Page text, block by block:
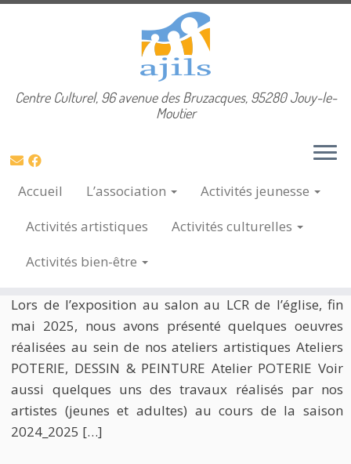
SkipCentre Culturel, 96 avenue des Bruzacques, 95280 Jouy-le-
Moutier
Accueil L’association Activités jeunesse
Activités artistiques Activités culturelles
Activités bien-être
Activités artistiques
Exposition de quelques oeuvres de nos
Lors de l’exposition au salon au LCR de l’église, fin
mai 2025, nous avons présenté quelques oeuvres
réalisées au sein de nos ateliers artistiques Ateliers
POTERIE, DESSIN & PEINTURE Atelier POTERIE Voir
aussi quelques uns des travaux réalisés par nos
artistes (jeunes et adultes) au cours de la saison
2024_2025 […]